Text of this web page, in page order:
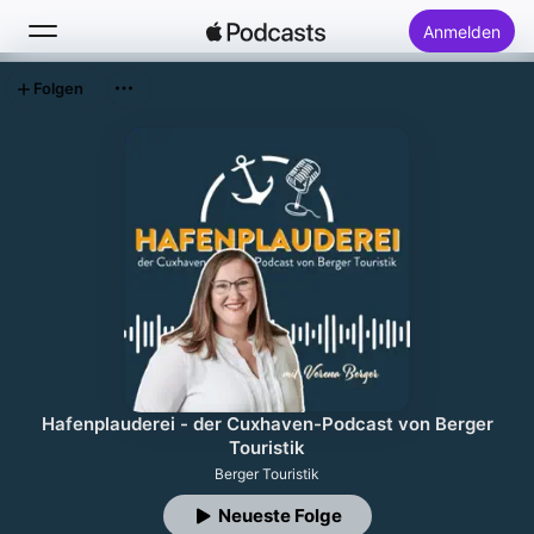
Anmelden
Hafenplauderei - der Cuxhaven-Podcast von Berger
Touristik
Berger Touristik
Neueste Folge
Folgen